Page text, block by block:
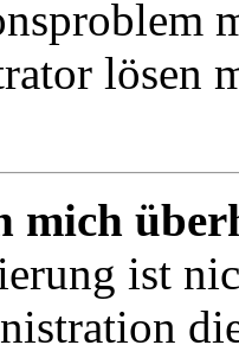
lösen
mich
ist